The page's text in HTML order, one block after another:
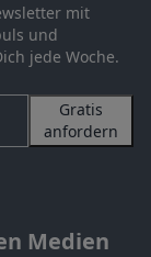
mit
und
jede Woche.
Gratis
anfordern
Medien